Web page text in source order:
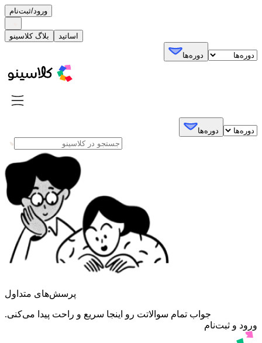
ورود/ثبت‌نام
بلاگ کلاسینو اساتید
دوره‌ها
دوره‌ها
پرسش‌های متداول
جواب تمام سوالاتت رو اینجا سریع و راحت پیدا می‌کنی.
ورود و ثبت‌نام